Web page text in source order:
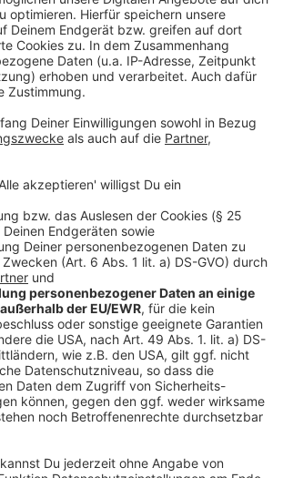
Risikoländern ab dem 10.08. eine
zählen etwa die USA,
Teile Spaniens. Eine vollständige Liste
Seite des Robert Koch Instituts.
nach dem Urlaub?
einem Risikoland einreise. Dann muss
vorliegt, in Quarantäne. Das
dauern. Achtung: Arbeitgeber
nicht verpflichtet weiter Gehalt zu
krankschreiben lassen für die